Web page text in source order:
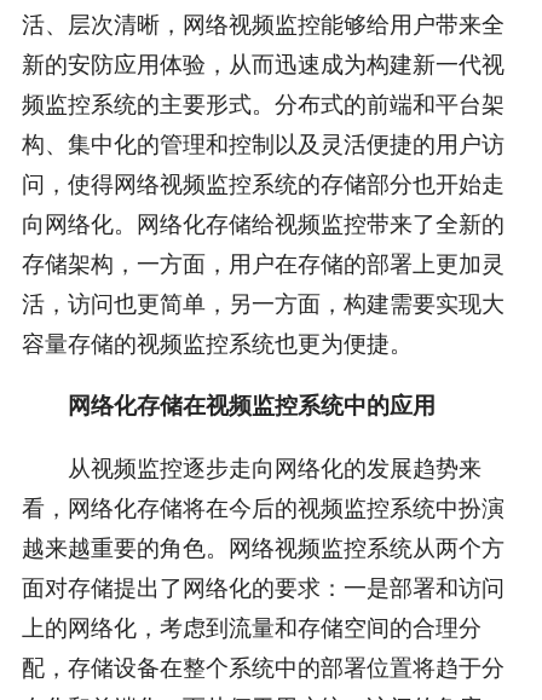
活、层次清晰，网络视频监控能够给用户带来全
新的安防应用体验，从而迅速成为构建新一代视
频监控系统的主要形式。分布式的前端和平台架
构、集中化的管理和控制以及灵活便捷的用户访
问，使得网络视频监控系统的存储部分也开始走
向网络化。网络化存储给视频监控带来了全新的
存储架构，一方面，用户在存储的部署上更加灵
活，访问也更简单，另一方面，构建需要实现大
容量存储的视频监控系统也更为便捷。
网络化存储在视频监控系统中的应用
从视频监控逐步走向网络化的发展趋势来
看，网络化存储将在今后的视频监控系统中扮演
越来越重要的角色。网络视频监控系统从两个方
面对存储提出了网络化的要求：一是部署和访问
上的网络化，考虑到流量和存储空间的合理分
配，存储设备在整个系统中的部署位置将趋于分